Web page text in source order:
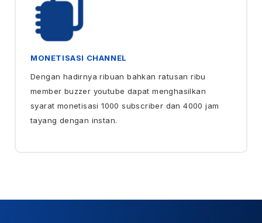
MONETISASI CHANNEL
Dengan hadirnya ribuan bahkan ratusan ribu
member buzzer youtube dapat menghasilkan
syarat monetisasi 1000 subscriber dan 4000 jam
tayang dengan instan.